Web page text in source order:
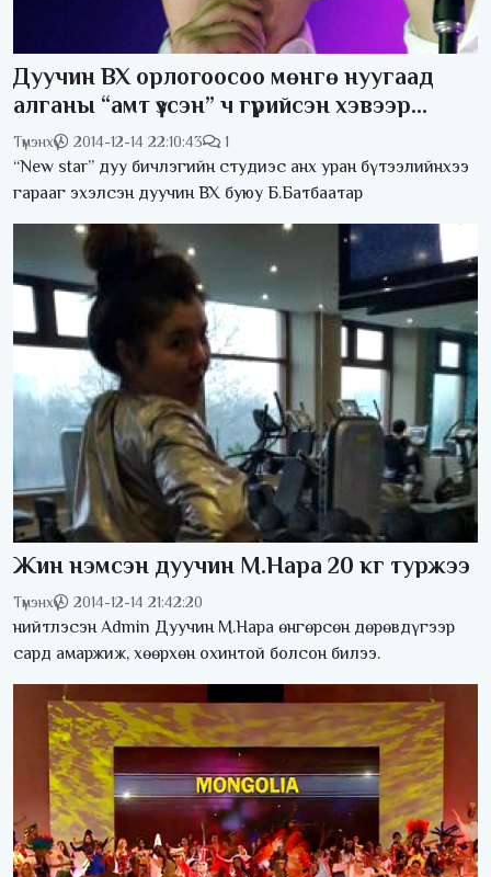
Дуучин ВХ орлогоосоо мөнгө нуугаад
алганы “амт үзсэн” ч гүрийсэн хэвээр...
Түмэнхүү 2014-12-14 22:10:43 1
“New star” дуу бичлэгийн студиэс анх уран бүтээлийнхээ
гарааг эхэлсэн дуучин ВХ буюу Б.Батбаатар
Жин нэмсэн дуучин М.Нара 20 кг туржээ
Түмэнхүү 2014-12-14 21:42:20
нийтлэсэн Admin Дуучин М.Нара өнгөрсөн дөрөвдүгээр
сард амаржиж, хөөрхөн охинтой болсон билээ.